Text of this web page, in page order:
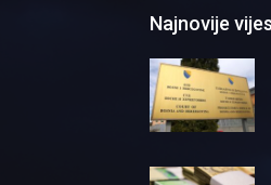
Najnovije